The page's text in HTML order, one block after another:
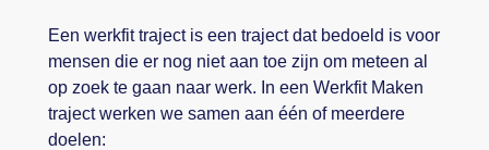
Een werkfit traject is een traject dat bedoeld is voor
mensen die er nog niet aan toe zijn om meteen al
op zoek te gaan naar werk. In een Werkfit Maken
traject werken we samen aan één of meerdere
doelen: